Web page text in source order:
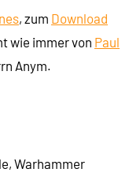
, zum Download
wie immer von Paul
Anym.
Warhammer